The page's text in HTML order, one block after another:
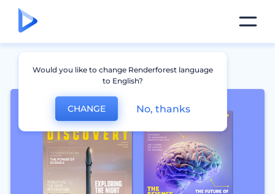
Would you like to change Renderforest language
to English?
CHANGE No, thanks